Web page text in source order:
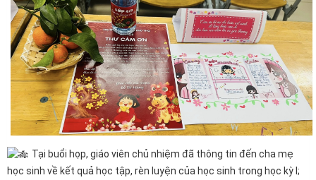
Tại buổi họp, giáo viên chủ nhiệm đã thông tin đến cha mẹ
học sinh về kết quả học tập, rèn luyện của học sinh trong học kỳ I;